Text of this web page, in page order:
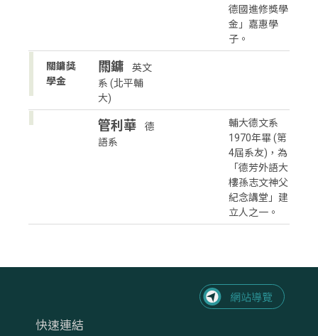
德國進修獎學
金」嘉惠學
子。
關鏞獎
學金
關鏞
英文
系 (北平輔
大)
管利華
德
語系
輔大德文系
1970年畢 (第
4屆系友)，為
「德芳外語大
樓孫志文神父
紀念講堂」建
立人之一。
快速連結